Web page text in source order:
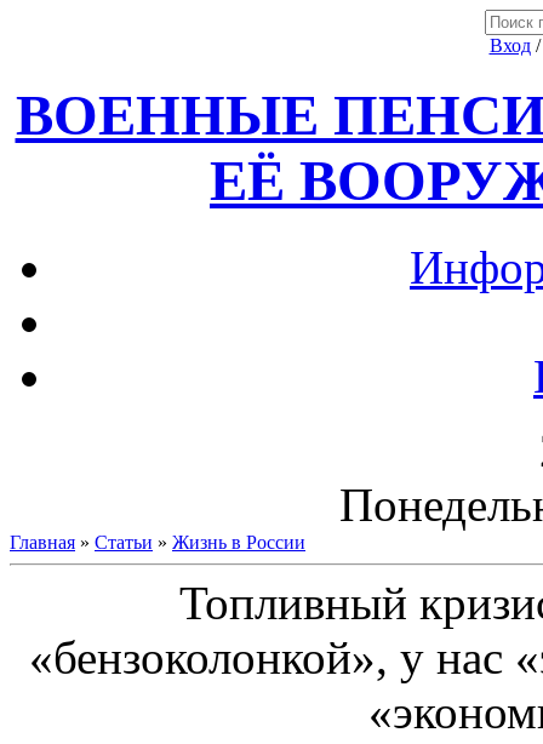
Вход
ВОЕННЫЕ
ЕЁ
Главная » Статьи » Жизнь в России
Топливный
«бензоколонкой», у нас